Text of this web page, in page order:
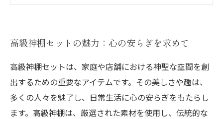
高級神棚がもたらす神聖な空間の変化
神棚から学ぶ、心の平和を保つコツ
高級神棚セットで日常に取り入れるスピリチュ
アルな暮らし
高級神棚セットの魅力：心の安らぎを求めて
高級神棚セットは、家庭や店舗における神聖な空間を創
出するための重要なアイテムです。その美しさや趣は、
多くの人々を魅了し、日常生活に心の安らぎをもたらし
ます。高級神棚は、厳選された素材を使用し、伝統的な